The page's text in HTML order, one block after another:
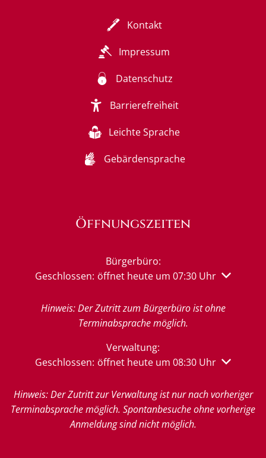
Kontakt
Impressum
Datenschutz
Barrierefreiheit
Leichte Sprache
Gebärdensprache
Öffnungszeiten
Bürgerbüro:
Klicken, um weitere Öffnungs- oder Schließzeiten
Geschlossen: öffnet heute um 07:30 Uhr
Hinweis: Der Zutritt zum Bürgerbüro ist ohne
Terminabsprache möglich.
Verwaltung:
Klicken, um weitere Öffnungs- oder Schließzeiten
Geschlossen: öffnet heute um 08:30 Uhr
Hinweis: Der Zutritt zur Verwaltung ist nur nach vorheriger
Terminabsprache möglich. Spontanbesuche ohne vorherige
Anmeldung sind nicht möglich.